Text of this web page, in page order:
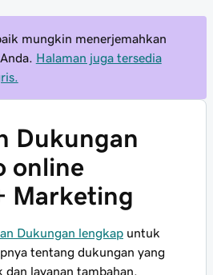
mungkin menerjemahkan
Halaman juga tersedia
Dukungan
online
Marketing
Dukungan lengkap untuk
tentang dukungan yang
layanan tambahan.